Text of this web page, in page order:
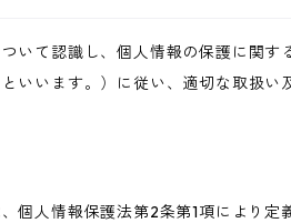
いて認識し、個人情報の保護に関
いいます。）に従い、適切な取扱い
個人情報保護法第2条第1項により